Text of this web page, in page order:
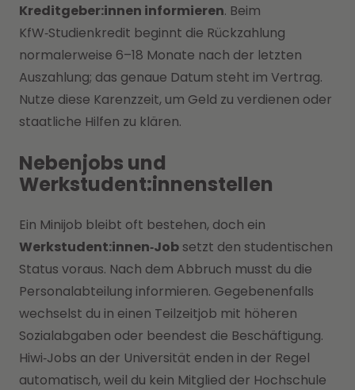
Kreditgeber:innen informieren. Beim
KfW‑Studienkredit beginnt die Rückzahlung
normalerweise 6–18 Monate nach der letzten
Auszahlung; das genaue Datum steht im Vertrag.
Nutze diese Karenzzeit, um Geld zu verdienen oder
staatliche Hilfen zu klären.
Nebenjobs und
Werkstudent:innenstellen
Ein Minijob bleibt oft bestehen, doch ein
Werkstudent:innen‑Job setzt den studentischen
Status voraus. Nach dem Abbruch musst du die
Personalabteilung informieren. Gegebenenfalls
wechselst du in einen Teilzeitjob mit höheren
Sozialabgaben oder beendest die Beschäftigung.
Hiwi‑Jobs an der Universität enden in der Regel
automatisch, weil du kein Mitglied der Hochschule